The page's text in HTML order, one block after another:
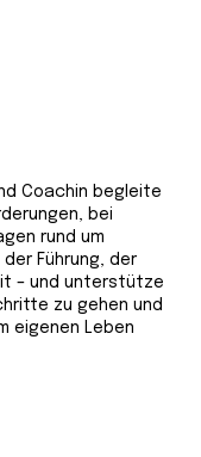
Coachin begleite
bei
rund um
Führung, der
– und unterstütze
zu gehen und
eigenen Leben